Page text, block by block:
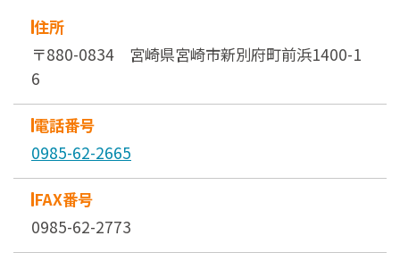
住所
〒880-0834 宮崎県宮崎市新別府町前浜1400-1
6
電話番号
0985-62-2665
FAX番号
0985-62-2773